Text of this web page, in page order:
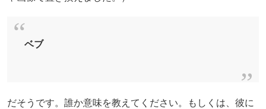
ベブ
だそうです。誰か意味を教えてください。もしくは、彼に